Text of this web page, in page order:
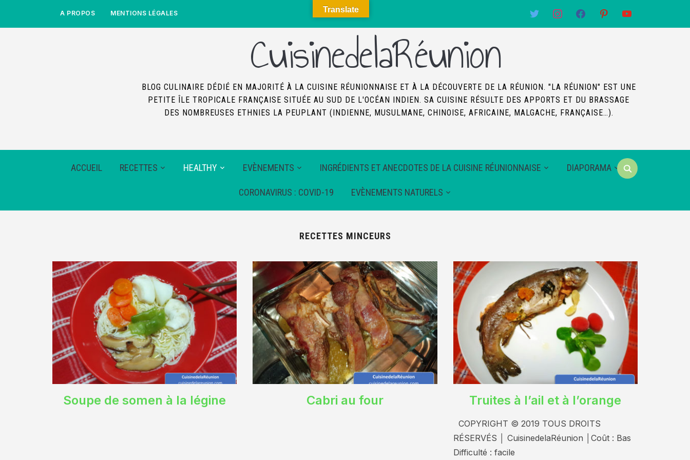
twitter instagramfacebookpinterestyoutube
A PROPOS MENTIONS LÉGALES
CuisinedelaRéunion
BLOG CULINAIRE DÉDIÉ EN MAJORITÉ À LA CUISINE RÉUNIONNAISE ET À LA DÉCOUVERTE DE LA RÉUNION. "LA RÉUNION" EST UNE
PETITE ÎLE TROPICALE FRANÇAISE SITUÉE AU SUD DE L'OCÉAN INDIEN. SA CUISINE RÉSULTE DES APPORTS ET DU BRASSAGE
DES NOMBREUSES ETHNIES LA PEUPLANT (INDIENNE, MUSULMANE, CHINOISE, AFRICAINE, MALGACHE, FRANÇAISE…).
ACCUEIL RECETTES HEALTHY EVÈNEMENTS INGRÉDIENTS ET ANECDOTES DE LA CUISINE RÉUNIONNAISE DIAPORAMA
CORONAVIRUS : COVID-19 EVÈNEMENTS NATURELS
RECETTES MINCEURS
Soupe de somen à la légine Cabri au four Truites à l’ail et à l’orange
COPYRIGHT © 2019 TOUS DROITS
RÉSERVÉS │ CuisinedelaRéunion │Coût : Bas
Difficulté : facile
Translate